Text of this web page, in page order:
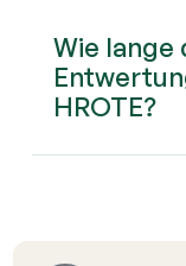
Wie lange
HROTE?